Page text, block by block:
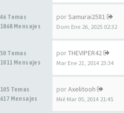
46 Temas
1868 Mensajes
porSamurai2581
Dom Ene 26, 2025 02:32
50 Temas
1011 Mensajes
porTHEVIPER42
Mar Ene 21, 2014 23:34
105 Temas
617 Mensajes
porAxelitooh
Mié Mar 05, 2014 21:45